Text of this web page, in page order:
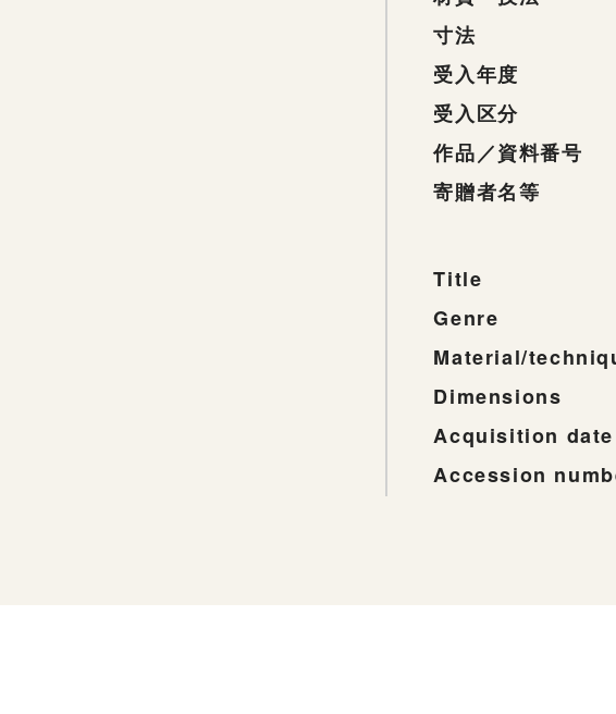
寸法
受入年度
受入区分
作品／資料番号
寄贈者名等
Title
Genre
Material/
Dimensions
Acquisition date
Accession